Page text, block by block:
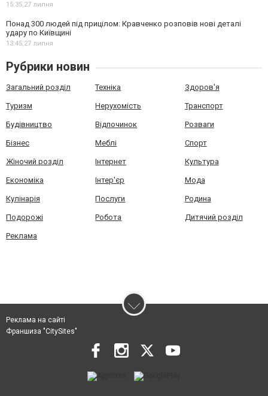
15:35,27 липня
Понад 300 людей під прицілом: Кравченко розповів нові деталі
удару по Київщині
13:45,27 липня
Рубрики новин
Загальний розділ Техніка Здоров'я
Туризм Нерухомість Транспорт
Будівництво Відпочинок Розваги
Бізнес Меблі Спорт
Жіночий розділ Інтернет Культура
Економіка Інтер'єр Мода
Кулінарія Послуги Родина
Подорожі Робота Дитячий розділ
Реклама
Реклама на сайті
Франшиза "CitySites"